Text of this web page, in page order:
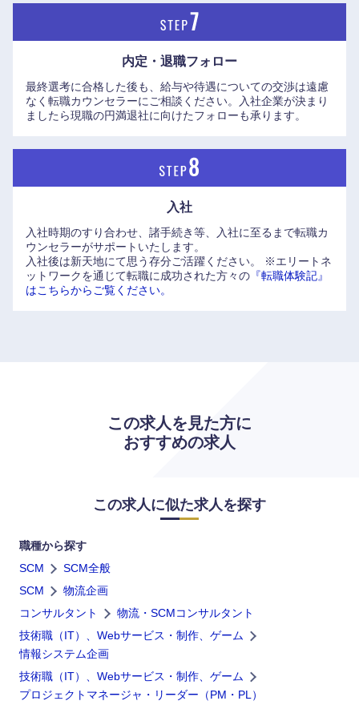
内定・退職フォロー
最終選考に合格した後も、給与や待遇についての交渉は遠慮
なく転職カウンセラーにご相談ください。入社企業が決まり
ましたら現職の円満退社に向けたフォローも承ります。
入社
入社時期のすり合わせ、諸手続き等、入社に至るまで転職カ
ウンセラーがサポートいたします。
入社後は新天地にて思う存分ご活躍ください。
※エリートネ
ットワークを通じて転職に成功された方々の 『転職体験記』
はこちらからご覧ください。
この求人を見た方に
おすすめの求人
この求人に似た求人を探す
職種から探す
SCM
SCM全般
SCM
物流企画
コンサルタント
物流・SCMコンサルタント
技術職（IT）、Webサービス・制作、ゲーム
情報システム企画
技術職（IT）、Webサービス・制作、ゲーム
プロジェクトマネージャ・リーダー（PM・PL）